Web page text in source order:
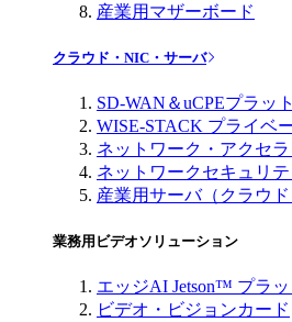
産業用マザーボード
クラウド・NIC・サーバ
SD-WAN＆uCPEプラッ
WISE-STACK プライベ
ネットワーク・アクセ
ネットワークセキュリ
産業用サーバ（クラウド
業務用ビデオソリューション
エッジAI Jetson™ プラ
ビデオ・ビジョンカード